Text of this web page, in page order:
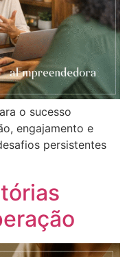
o sucesso
engajamento e
persistentes